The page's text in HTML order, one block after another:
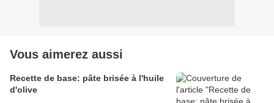
Vous aimerez aussi
Recette de base: pâte brisée à l'huile
d'olive